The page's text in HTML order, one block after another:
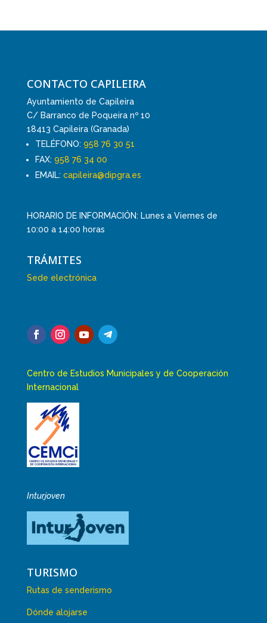
CONTACTO CAPILEIRA
Ayuntamiento de Capileira
C/ Barranco de Poqueira nº 10
18413 Capileira (Granada)
TELÉFONO: 958 76 30 51
FAX: 958 76 34 00
EMAIL: capileira@dipgra.es
HORARIO DE INFORMACIÓN: Lunes a Viernes de
10:00 a 14:00 horas
TRÁMITES
Sede electrónica
Centro de Estudios Municipales y de Cooperación
Internacional
Inturjoven
TURISMO
Rutas de senderismo
Dónde alojarse